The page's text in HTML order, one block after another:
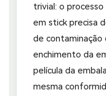
trivial: o
em stick precisa
de
enchimento da
película da
mesma